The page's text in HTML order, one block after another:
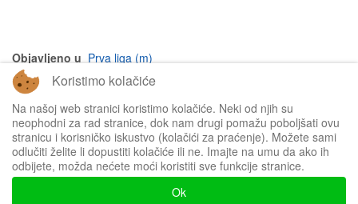
Objavljeno u Prva liga (m)
Impressum
Koristimo kolačiće
Na našoj web stranici koristimo kolačiće. Neki od njih su
neophodni za rad stranice, dok nam drugi pomažu poboljšati ovu
stranicu i korisničko iskustvo (kolačići za praćenje). Možete sami
odlučiti želite li dopustiti kolačiće ili ne. Imajte na umu da ako ih
odbijete, možda nećete moći koristiti sve funkcije stranice.
Ok